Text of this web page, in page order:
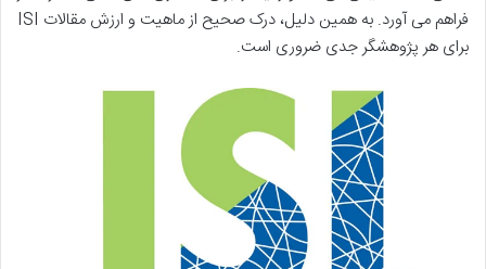
فراهم می آورد. به همین دلیل، درک صحیح از ماهیت و ارزش مقالات ISI
برای هر پژوهشگر جدی ضروری است.